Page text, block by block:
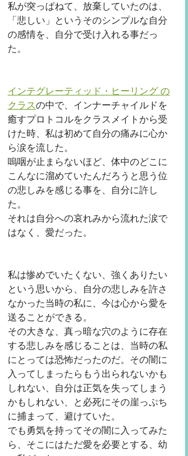
私が突っぱねて、放棄していたのは、
「悲しい」というそのシンプルな自分
の感情を、自分で受け入れる事だっ
た。
インテグレーティッド・ヒーリング の
クラスの中で、インナーチャイルドを
癒すプロトコルをクラスメイトから受
けた時、私は初めて自分の痛みに心か
ら涙を流した。
嗚咽が止まらないほど、体中のどこに
こんなに溜めていたんだろうと思う位
の悲しみを感じる事を、自分に許し
た。
それは自分への哀れみから流れた涙で
はなく、愛だった。
私は惨めでいたくない、強くありたい
という思いから、自分の悲しみを許さ
なかった当時の私に、今は心から愛を
送ることができる。
その大きな、真っ暗な穴のように存在
する悲しみを感じることは、当時の私
にとっては恐怖だったのだ。その闇に
入ってしまったらもう出られないかも
しれない、自分は正気を失ってしまう
かもしれない、と必死にその崖っぷち
に捕まって、避けていた。
でも勇気を持ってその闇に入ってみた
ら、そこにはただ愛を必要とする、幼